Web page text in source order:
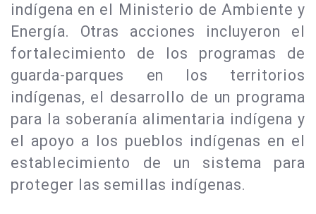
indígena en el Ministerio de Ambiente y
Energía. Otras acciones incluyeron el
fortalecimiento de los programas de
guarda-parques en los territorios
indígenas, el desarrollo de un programa
para la soberanía alimentaria indígena y
el apoyo a los pueblos indígenas en el
establecimiento de un sistema para
proteger las semillas indígenas.